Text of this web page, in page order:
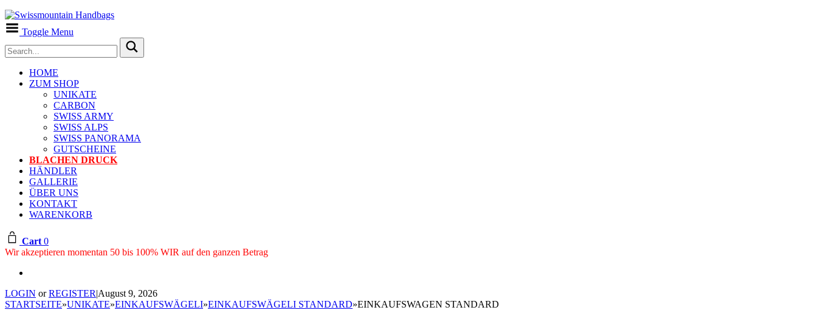
Toggle Menu
HOME
ZUM SHOP
UNIKATE
CARBON
SWISS ARMY
SWISS ALPS
SWISS PANORAMA
GUTSCHEINE
BLACHEN DRUCK
HÄNDLER
GALLERIE
ÜBER UNS
KONTAKT
WARENKORB
Cart 0
Wir akzeptieren momentan 50 bis 100% WIR auf den ganzen Betrag
LOGIN orREGISTER|August 9, 2026
STARTSEITE»UNIKATE»EINKAUFSWÄGELI»EINKAUFSWÄGELI STANDARD»EINKAUFSWAGEN STANDARD